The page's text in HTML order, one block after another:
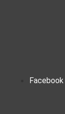
Facebook